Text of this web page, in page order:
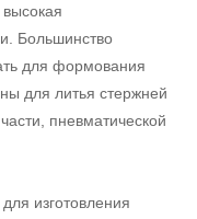
Большинство
для формования
для литья стержней
пневматической
изготовления